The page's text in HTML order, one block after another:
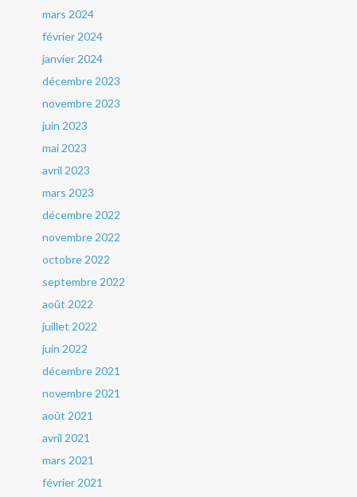
mars 2024
février 2024
janvier 2024
décembre 2023
novembre 2023
juin 2023
mai 2023
avril 2023
mars 2023
décembre 2022
novembre 2022
octobre 2022
septembre 2022
août 2022
juillet 2022
juin 2022
décembre 2021
novembre 2021
août 2021
avril 2021
mars 2021
février 2021